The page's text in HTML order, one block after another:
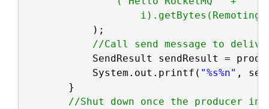
);
//Call send message to
SendResult sendResult =
System.out.printf( "%s%n" ,
}
//Shut down once the producer